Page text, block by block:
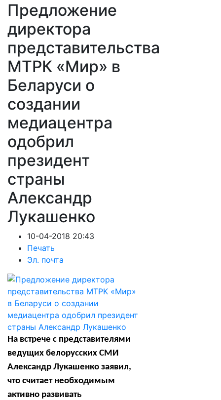
Предложение
директора
представительства
МТРК «Мир» в
Беларуси о
создании
медиацентра
одобрил
президент
страны
Александр
Лукашенко
10-04-2018 20:43
Печать
Эл. почта
На встрече с представителями
ведущих белорусских СМИ
Александр Лукашенко заявил,
что считает необходимым
активно развивать